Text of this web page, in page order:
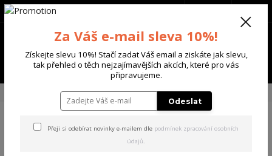
Menu
+420 702 136 620
PÁNSKÉ BUNDY
BUNDY
Za Váš e-mail sleva 10%!
Získejte slevu 10%! Stačí zadat Váš email a ziskáte jak slevu,
tak přehled o těch nejzajímavějších akcích, které pro vás
připravujeme.
Odeslat
Přeji si odebírat novinky e-mailem dle podmínek zpracování osobních
údajů.